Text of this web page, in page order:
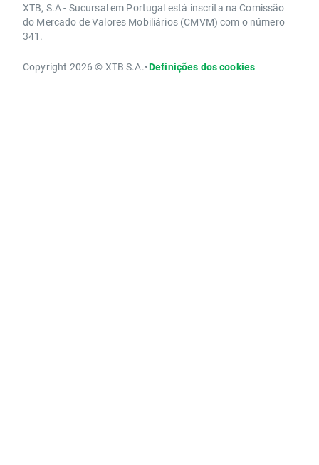
XTB, S.A - Sucursal em Portugal está inscrita na Comissão
do Mercado de Valores Mobiliários (CMVM) com o número
341.
Copyright 2026 © XTB S.A.•Definições dos cookies